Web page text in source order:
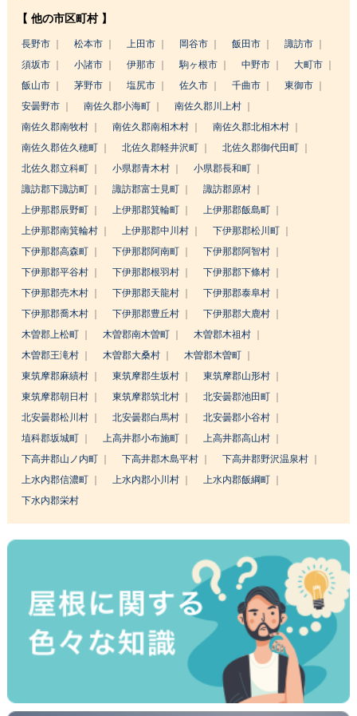
【 他の市区町村 】
長野市 松本市 上田市 岡谷市 飯田市
諏訪市
須坂市
小諸市 伊那市 駒ヶ根市 中野市
大町市
飯山市
茅野市 塩尻市 佐久市 千曲市
東御市
安曇野市
南佐久郡小海町
南佐久郡川上村
南佐久郡南牧村
南佐久郡南相木村
南佐久郡北相木村
南佐久郡佐久穂町
北佐久郡軽井沢町
北佐久郡御代田町
北佐久郡立科町
小県郡青木村
小県郡長和町
諏訪郡下諏訪町
諏訪郡富士見町
諏訪郡原村
上伊那郡辰野町
上伊那郡箕輪町
上伊那郡飯島町
上伊那郡南箕輪村
上伊那郡中川村
下伊那郡松川町
下伊那郡高森町
下伊那郡阿南町
下伊那郡阿智村
下伊那郡平谷村
下伊那郡根羽村
下伊那郡下條村
下伊那郡売木村
下伊那郡天龍村
下伊那郡泰阜村
下伊那郡喬木村
下伊那郡豊丘村
下伊那郡大鹿村
木曽郡上松町
木曽郡南木曽町
木曽郡木祖村
木曽郡王滝村
木曽郡大桑村
木曽郡木曽町
東筑摩郡麻績村
東筑摩郡生坂村
東筑摩郡山形村
東筑摩郡朝日村
東筑摩郡筑北村
北安曇郡池田町
北安曇郡松川村
北安曇郡白馬村
北安曇郡小谷村
埴科郡坂城町
上高井郡小布施町
上高井郡高山村
下高井郡山ノ内町
下高井郡木島平村
下高井郡野沢温泉村
上水内郡信濃町
上水内郡小川村
上水内郡飯綱町
下水内郡栄村